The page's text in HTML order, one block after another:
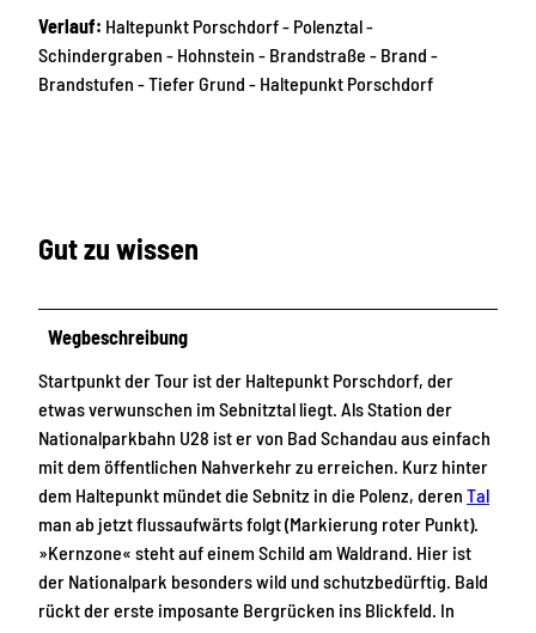
Verlauf: Haltepunkt Porschdorf - Polenztal -
Schindergraben - Hohnstein - Brandstraße - Brand -
Brandstufen - Tiefer Grund - Haltepunkt Porschdorf
Gut zu wissen
Wegbeschreibung
Startpunkt der Tour ist der Haltepunkt Porschdorf, der
etwas verwunschen im Sebnitztal liegt. Als Station der
Nationalparkbahn U28 ist er von Bad Schandau aus einfach
mit dem öffentlichen Nahverkehr zu erreichen. Kurz hinter
dem Haltepunkt mündet die Sebnitz in die Polenz, deren Tal
man ab jetzt flussaufwärts folgt (Markierung roter Punkt).
»Kernzone« steht auf einem Schild am Waldrand. Hier ist
der Nationalpark besonders wild und schutzbedürftig. Bald
rückt der erste imposante Bergrücken ins Blickfeld. In